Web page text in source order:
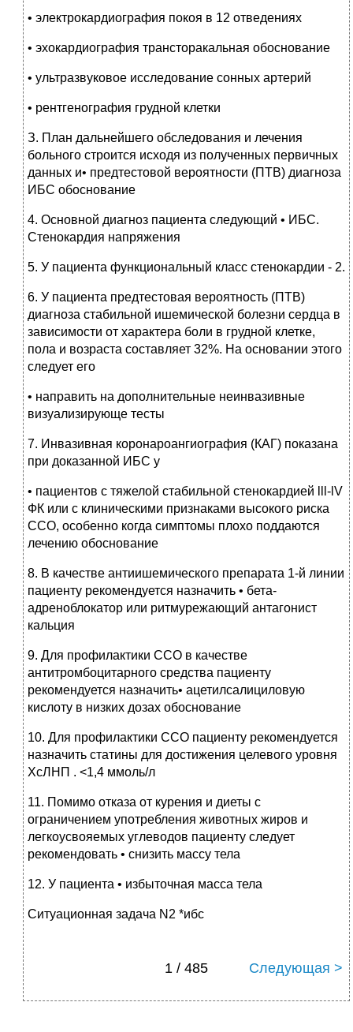
• электрокардиография покоя в 12 отведениях
• эхокардиография трансторакальная обоснование
• ультразвуковое исследование сонных артерий
• рентгенография грудной клетки
З. План дальнейшего обследования и лечения
больного строится исходя из полученных первичных
данных и• предтестовой вероятности (ПТВ) диагноза
ИБС обоснование
4. Основной диагноз пациента следующий • ИБС.
Стенокардия напряжения
5. У пациента функциональный класс стенокардии - 2.
6. У пациента предтестовая вероятность (ПТВ)
диагноза стабильной ишемической болезни сердца в
зависимости от характера боли в грудной клетке,
пола и возраста составляет 32%. На основании этого
следует его
• направить на дополнительные неинвазивные
визуализирующе тесты
7. Инвазивная коронароангиография (КАГ) показана
при доказанной ИБС у
• пациентов с тяжелой стабильной стенокардией lll-lV
ФК или с клиническими признаками высокого риска
ССО, особенно когда симптомы плохо поддаются
лечению обоснование
8. В качестве антиишемического препарата 1-й линии
пациенту рекомендуется назначить • бета-
адреноблокатор или ритмурежающий антагонист
кальция
9. Для профилактики ССО в качестве
антитромбоцитарного средства пациенту
рекомендуется назначить• ацетилсалициловую
кислоту в низких дозах обоснование
10. Для профилактики ССО пациенту рекомендуется
назначить статины для достижения целевого уровня
ХсЛНП . <1,4 ммоль/л
11. Помимо отказа от курения и диеты с
ограничением употребления животных жиров и
легкоусвояемых углеводов пациенту следует
рекомендовать • снизить массу тела
12. У пациента • избыточная масса тела
Ситуационная задача N2 *ибс
1 / 485 Следующая >